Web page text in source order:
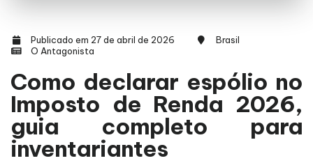
Publicado em 27 de abril de 2026
Brasil
O Antagonista
Como declarar espólio no
Imposto de Renda 2026,
guia completo para
inventariantes